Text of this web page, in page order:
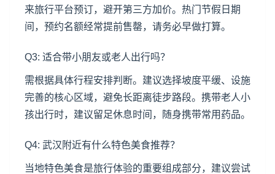
来旅行平台预订，避开第三方加价。热门节假日期
间，预约名额经常提前售罄，请务必早做打算。
Q3: 适合带小朋友或老人出行吗？
需根据具体行程安排判断。建议选择坡度平缓、设施
完善的核心区域，避免长距离徒步路段。携带老人小
孩出行时，建议留足休息时间，随身携带常用药品。
Q4: 武汉附近有什么特色美食推荐？
当地特色美食是旅行体验的重要组成部分，建议尝试